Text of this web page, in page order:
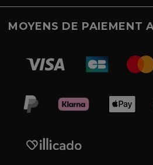
MOYENS DE PAIEMENT